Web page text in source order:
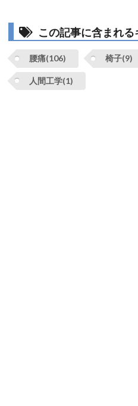
この記事に含まれる
腰痛(106) 椅子(9)
人間工学(1)